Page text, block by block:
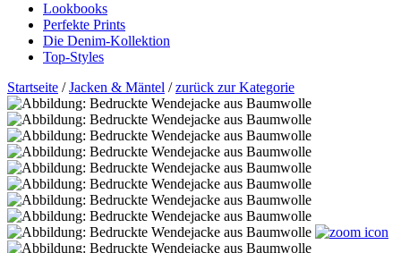
Lookbooks
Perfekte Prints
Die Denim-Kollektion
Top-Styles
Startseite /Jacken & Mäntel /zurück zur Kategorie